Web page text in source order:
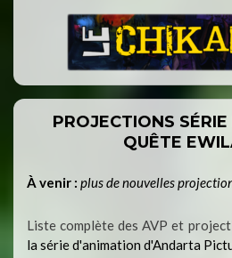
PROJECTIONS
QUÊTE
À venir : plus de nouvelles
Liste complète des AVP et
la série d'animation d'Andarta